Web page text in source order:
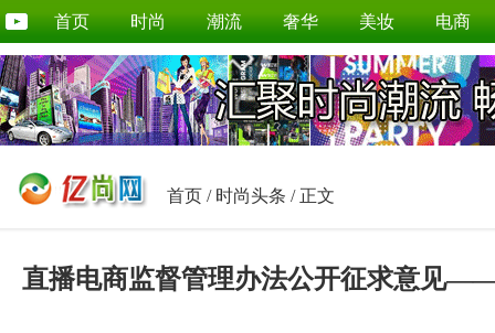
首页 时尚 潮流 奢华 美妆 电商
首页 / 时尚头条 / 正文
直播电商监督管理办法公开征求意见